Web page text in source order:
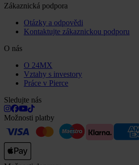
Zákaznická podpora
Otázky a odpovědi
Kontaktujte zákaznickou podporu
O nás
O 24MX
Vztahy s investory
Práce v Pierce
Sledujte nás
Možnosti platby